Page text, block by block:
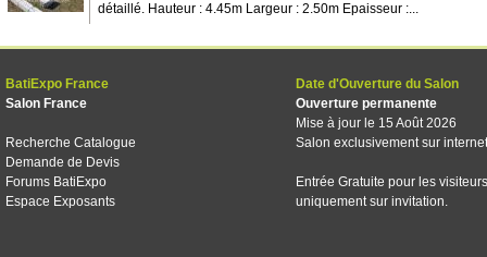
détaillé. Hauteur : 4.45m Largeur : 2.50m Epaisseur :...
BatiExpo France
Salon France
Recherche Catalogue
Demande de Devis
Forums BatiExpo
Espace Exposants
Date d'Ouverture du Salon
Ouverture permanente
Mise à jour le 15 Août 2026
Salon exclusivement sur internet
Entrée Gratuite pour les visiteurs
uniquement sur invitation.